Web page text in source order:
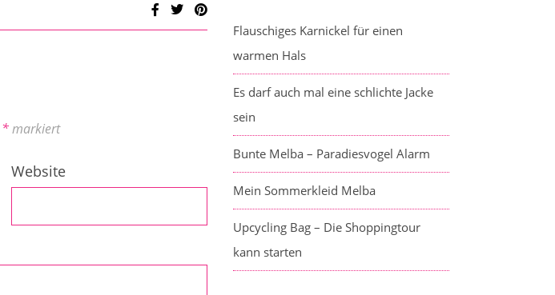
*markiert
Website
Flauschiges Karnickel für einen
warmen Hals
Es darf auch mal eine schlichte Jacke
sein
Bunte Melba – Paradiesvogel Alarm
Mein Sommerkleid Melba
Upcycling Bag – Die Shoppingtour
kann starten